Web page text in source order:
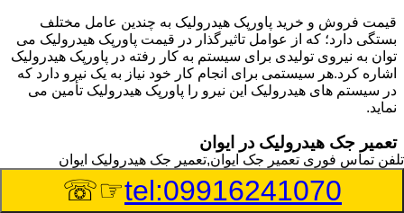
قیمت فروش و خرید پاورپک هیدرولیک به چندین عامل مختلف
بستگی دارد؛ که از عوامل تاثیرگذار در قیمت پاورپک هیدرولیک می
توان به نیروی تولیدی برای سیستم به کار رفته در پاورپک هیدرولیک
اشاره کرد.هر سیستمی برای انجام کار خود نیاز به یک نیرو دارد که
در سیستم های هیدرولیک این نیرو را پاورپک هیدرولیک تأمین می
نماید.
تعمیر جک هیدرولیک در ایوان
وسیله‎ای که با عملکرد خود موجب بلند شدن اهرم و یا وزن سنگین
در یک قسمت می گردد را جک هیدرولیک می نامند.جک هیدرولیک
تلفن تماس فوری تعمیر جک ایوان,تعمیر جک هیدرولیک ایوان
tel:09916241070
☞☏